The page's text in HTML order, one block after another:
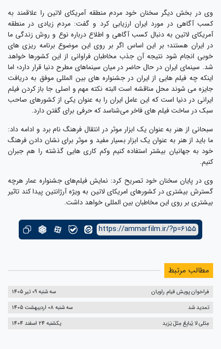
وی در بخش دیگر سخنان خود مردم منطقه آمریکای لاتین را علاقمند به
کسب آگاهی در مورد ایران ارزیابی کرد و گفت: مردم زیادی در منطقه
آمریکای لاتین به دنبال کسب آگاهی و اطلاع درباره نوع و روش زندگی ما
در ایران هستند؛ بر این اساس اگر بر روی این موضوع برنامه ریزی های
خوبی انجام شود نتیجه آن جذب مخاطبان فراوانی از این کشورها خواهد
شد. سینمای ایران در حال حاضر در میان سینماهای مطرح دنیا قرار دارد؛ اما
اینکه چه فیلم هایی از ایران در جشنواره های بین المللی موفق به دریافت
جایزه می شوند محل مناقشه است البته نکته مهم و اصلی جا باز کردن فیلم
ایرانی در دنیا است که این عامل ایران را به عنوان یکی از کشورهای صاحب
سبک در ساخت فیلم های فاخر می‌شناسد که حرفی برای گفتن دارد.
سبحانی از هنر به عنوان یک ابزار موثر در انتقال فرهنگ نام برد و ادامه داد:
ما باید از هنر به عنوان یک ابزار بسیار مفید و موثر برای نشان دادن فرهنگ
خود به جهانیان بیشتر استفاده کنیم وکم کاری هایی گذشته را هم جبران
کنیم.
وی در پایان سخنان خود تصریح کرد: نمایش فیلم‌های جشنواره عمار هرچه
گسترش بیشتری در کشورهای امریکای لاتین به ویژه آرژانتین پیدا کند تاثیر
بیشتری بر روی این مخاطبان بین المللی خواهد داشت.
https://ammarfilm.ir/?p=6155
مطالب مرتبط
فراخوان پویش قیام راویان
سه شنبه 09 تیر 1405
تمدید شد
سه شنبه 08 اردیبهشت 1405
مِثلی لا یُبایِعُ مِثلَ یَزید
یکشنبه 24 اسفند 1404